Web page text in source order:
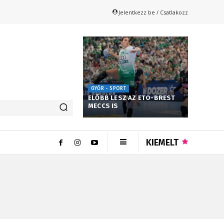
Jelentkezz be / Csatlakozz
GYŐR - SPORT
ELŐBB LESZ AZ ETO-BREST
MECCS IS
KIEMELT